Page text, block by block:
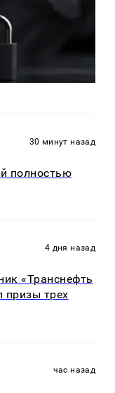
30 минут назад
полностью
4 дня назад
«Транснефть
призы трех
час назад